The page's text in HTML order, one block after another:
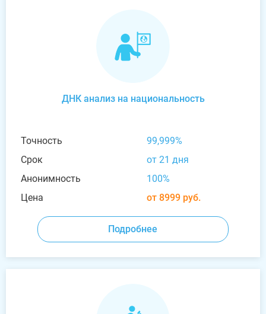
ДНК анализ на национальность
Точность
99,999%
Срок
от 21 дня
Анонимность
100%
Цена
от 8999 руб.
Подробнее